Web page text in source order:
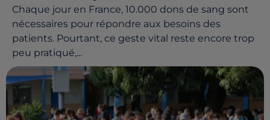
Chaque jour en France, 10.000 dons de sang sont
nécessaires pour répondre aux besoins des
patients. Pourtant, ce geste vital reste encore trop
peu pratiqué,...